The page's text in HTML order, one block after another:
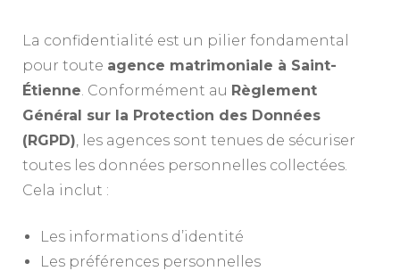
La confidentialité est un pilier fondamental
pour toute agence matrimoniale à Saint-
Étienne. Conformément au Règlement
Général sur la Protection des Données
(RGPD), les agences sont tenues de sécuriser
toutes les données personnelles collectées.
Cela inclut :
Les informations d’identité
Les préférences personnelles